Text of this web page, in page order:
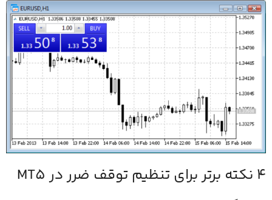
4 نکته برتر برای تنظیم توقف ضرر در MT5